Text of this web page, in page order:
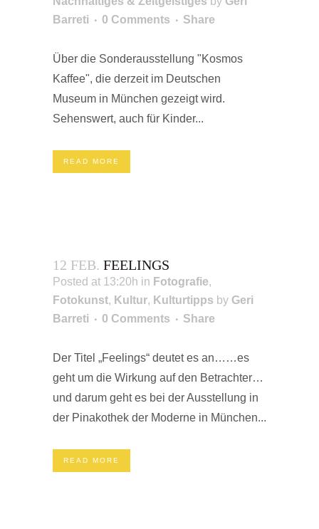
Barreti
0 Comments Share
Über die Sonderausstellung "Kosmos
Kaffee", die derzeit im Deutschen
Museum in München gezeigt wird.
Sehenswert, auch für Kinder...
READ MORE
12 FEB. FEELINGS
Posted at 13:20h in Fotografie,
Fotokunst, Kultur, Kulturtipps by Geri
Barreti
0 Comments Share
Der Titel „Feelings“ deutet es an……es
geht um die Wirkung auf den Betrachter…
und darum geht es bei der Ausstellung in
der Pinakothek der Moderne in München...
READ MORE